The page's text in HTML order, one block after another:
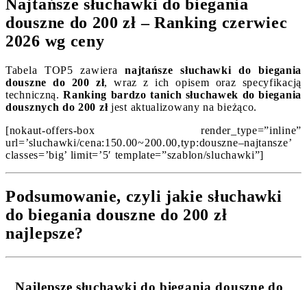
Najtańsze słuchawki do biegania
douszne do 200 zł – Ranking czerwiec
2026 wg ceny
Tabela TOP5 zawieranajtańsze słuchawki do biegania
douszne do 200 zł, wraz z ich opisem oraz specyfikacją
techniczną.Ranking bardzo tanich słuchawek do biegania
dousznych do 200 złjest aktualizowany na bieżąco.
[nokaut-offers-box render_type=”inline”
url=’sluchawki/cena:150.00~200.00,typ:douszne–najtansze’
classes=’big’ limit=’5′ template=”szablon/sluchawki”]
Podsumowanie, czyli jakie słuchawki
do biegania douszne do 200 zł
najlepsze?